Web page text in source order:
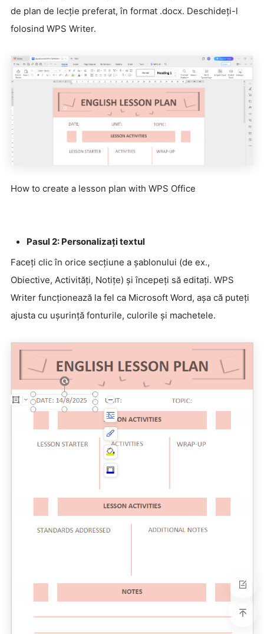
de plan de lecție preferat, în format .docx. Deschideți-l
folosind WPS Writer.
How to create a lesson plan with WPS Office
Pasul 2: Personalizați textul
Faceți clic în orice secțiune a șablonului (de ex.,
Obiective, Activități, Notițe) și începeți să editați. WPS
Writer funcționează la fel ca Microsoft Word, așa că puteți
ajusta cu ușurință fonturile, culorile și machetele.